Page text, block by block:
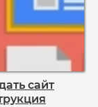
сайт